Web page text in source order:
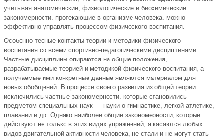
учитывая анатомические, физиологические и биохимические
закономерности, протекающие в организме человека, можно
эффективно управлять процессом физического воспитания.
Особенно тесные контакты теории и методики физического
воспитания со всеми спортивно-педагогическими дисциплинами.
Частные дисциплины опираются на общие положения,
разрабатываемые теорией и методикой физического воспитания, а
получаемые ими конкретные данные являются материалом для
новых обобщений. В процессе своего развития из общей теории
исключились частные закономерности, которые становились
предметом специальных наук — науки о гимнастике, легкой атлетике,
плавании и др. Однако наиболее общие закономерности, которые
действуют не только в этих видах упражнений, а касаются любых
видов двигательной активности человека, не стали и не могут стать